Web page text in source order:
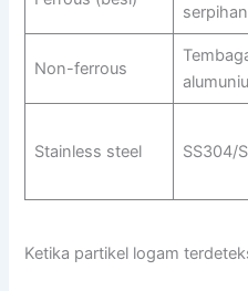
Non-ferrous
Stainless steel SS304/
Ketika partikel logam